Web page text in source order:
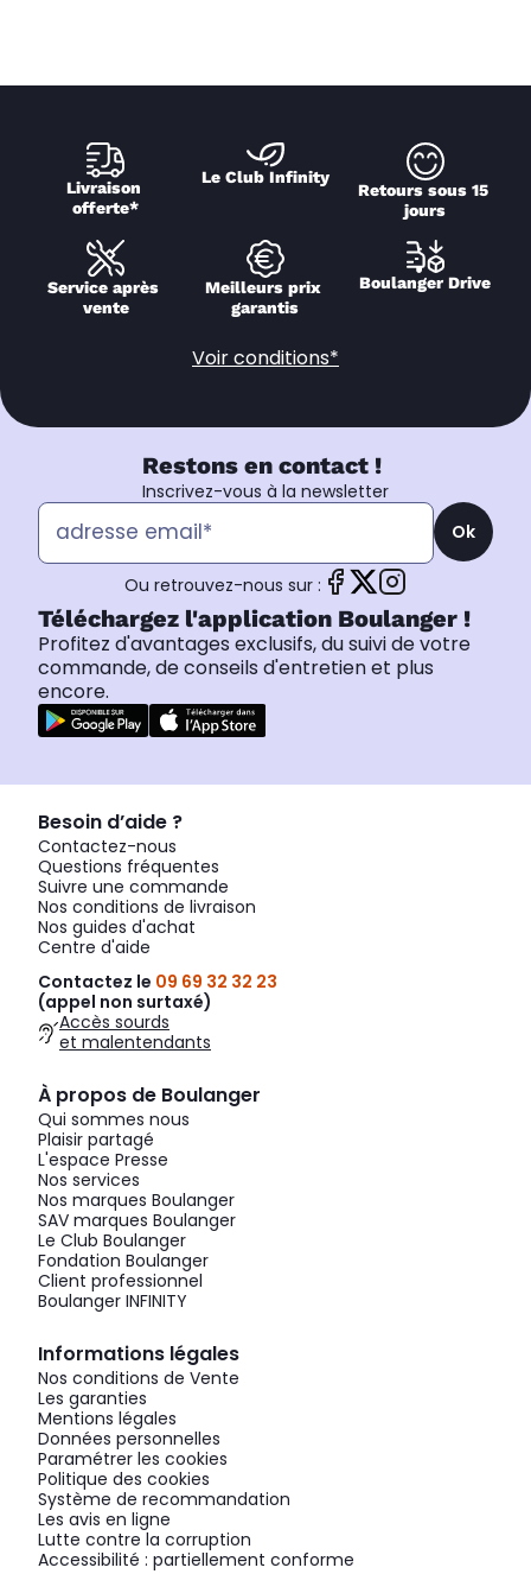
Livraison
offerte*
Le Club Infinity
Retours sous 15
jours
Service après
vente
Meilleurs prix
garantis
Boulanger Drive
Voir conditions*
Restons en contact !
Inscrivez-vous à la newsletter
Ok
Ou retrouvez-nous sur :
Téléchargez l'application Boulanger !
Profitez d'avantages exclusifs, du suivi de votre
commande, de conseils d'entretien et plus
encore.
Besoin d’aide ?
Contactez-nous
Questions fréquentes
Suivre une commande
Nos conditions de livraison
Nos guides d'achat
Centre d'aide
Contactez le 09 69 32 32 23
(appel non surtaxé)
Accès sourds
et malentendants
À propos de Boulanger
Qui sommes nous
Plaisir partagé
L'espace Presse
Nos services
Nos marques Boulanger
SAV marques Boulanger
Le Club Boulanger
Fondation Boulanger
Client professionnel
Boulanger INFINITY
Informations légales
Nos conditions de Vente
Les garanties
Mentions légales
Données personnelles
Paramétrer les cookies
Politique des cookies
Système de recommandation
Les avis en ligne
Lutte contre la corruption
Accessibilité : partiellement conforme